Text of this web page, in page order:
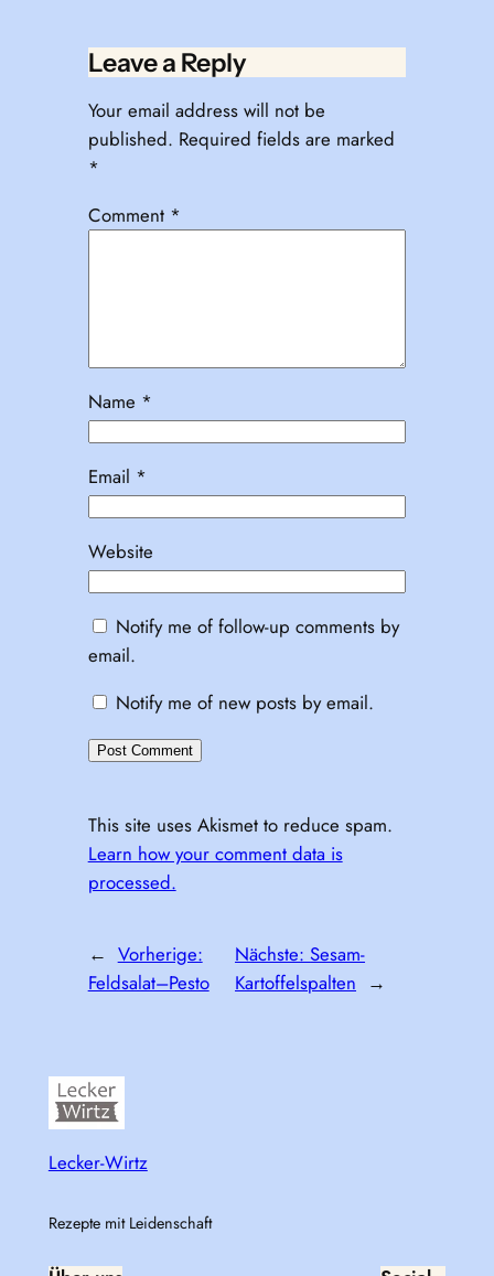
Leave a Reply
Your email address will not be
published. Required fields are marked
*
Comment *
Name *
Email *
Website
Notify me of follow-up comments by
email.
Notify me of new posts by email.
This site uses Akismet to reduce spam.
Learn how your comment data is
processed.
← Vorherige:
Feldsalat–Pesto
Nächste:Sesam-
Kartoffelspalten →
Lecker-Wirtz
Rezepte mit Leidenschaft